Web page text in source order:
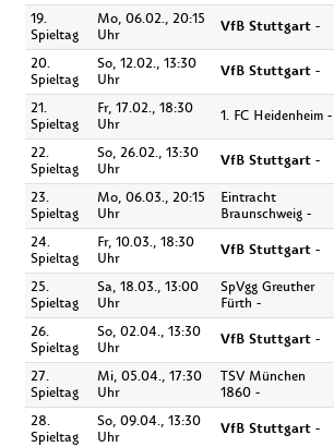
19.
Spieltag
Mo, 06.02., 20:15
Uhr
VfB Stuttgart -
20.
Spieltag
So, 12.02., 13:30
Uhr
VfB Stuttgart -
21.
Spieltag
Fr, 17.02., 18:30
Uhr
1. FC Heidenheim -
22.
Spieltag
So, 26.02., 13:30
Uhr
VfB Stuttgart -
23.
Spieltag
Mo, 06.03., 20:15
Uhr
Eintracht
Braunschweig -
24.
Spieltag
Fr, 10.03., 18:30
Uhr
VfB Stuttgart -
25.
Spieltag
Sa, 18.03., 13:00
Uhr
SpVgg Greuther
Fürth -
26.
Spieltag
So, 02.04., 13:30
Uhr
VfB Stuttgart -
27.
Spieltag
Mi, 05.04., 17:30
Uhr
TSV München
1860 -
28.
Spieltag
So, 09.04., 13:30
Uhr
VfB Stuttgart -